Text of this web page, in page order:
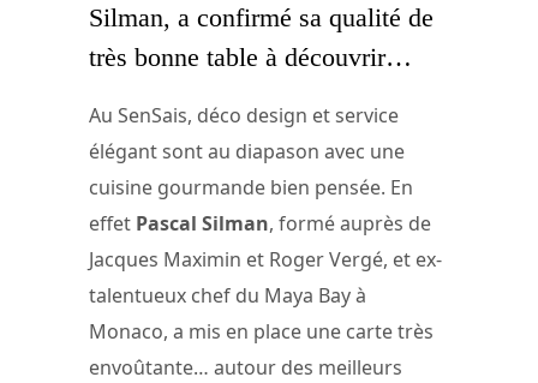
Silman, a confirmé sa qualité de
très bonne table à découvrir…
Au SenSais, déco design et service
élégant sont au diapason avec une
cuisine gourmande bien pensée. En
effet Pascal Silman, formé auprès de
Jacques Maximin et Roger Vergé, et ex-
talentueux chef du Maya Bay à
Monaco, a mis en place une carte très
envoûtante… autour des meilleurs